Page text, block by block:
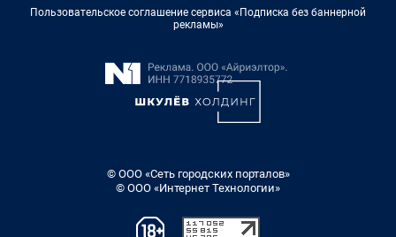
Пользовательское соглашение сервиса «Подписка без баннерной
рекламы»
© ООО «Сеть городских порталов»
© ООО «Интернет Технологии»